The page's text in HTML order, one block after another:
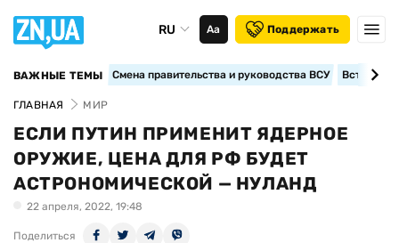
RU Аа Поддержать
ВАЖНЫЕ ТЕМЫ Смена правительства и руководства ВСУ
ГЛАВНАЯ МИР
ЕСЛИ ПУТИН ПРИМЕНИТ ЯДЕРНОЕ
ОРУЖИЕ, ЦЕНА ДЛЯ РФ БУДЕТ
АСТРОНОМИЧЕСКОЙ — НУЛАНД
22 апреля, 2022, 19:48
Поделиться